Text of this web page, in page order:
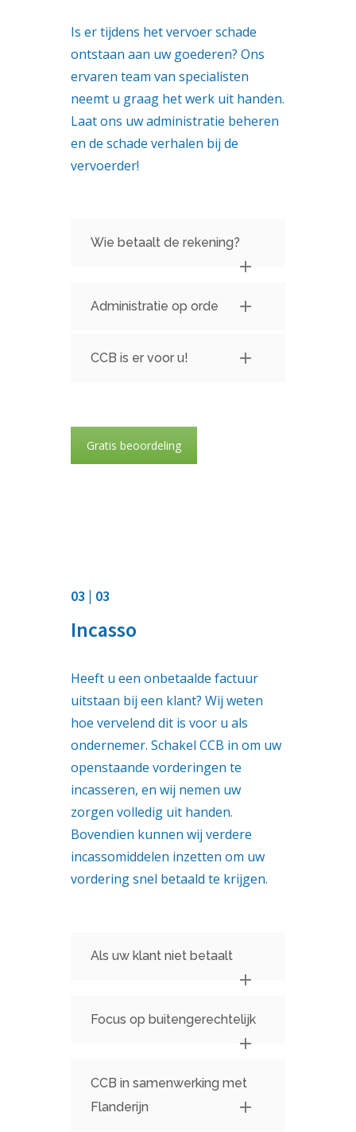
Is er tijdens het vervoer schade
ontstaan aan uw goederen? Ons
ervaren team van specialisten
neemt u graag het werk uit handen.
Laat ons uw administratie beheren
en de schade verhalen bij de
vervoerder!
Wie betaalt de rekening?
Administratie op orde
CCB is er voor u!
Gratis beoordeling
03 | 03
Incasso
Heeft u een onbetaalde factuur
uitstaan bij een klant? Wij weten
hoe vervelend dit is voor u als
ondernemer. Schakel CCB in om uw
openstaande vorderingen te
incasseren, en wij nemen uw
zorgen volledig uit handen.
Bovendien kunnen wij verdere
incassomiddelen inzetten om uw
vordering snel betaald te krijgen.
Als uw klant niet betaalt
Focus op buitengerechtelijk
CCB in samenwerking met
Flanderijn